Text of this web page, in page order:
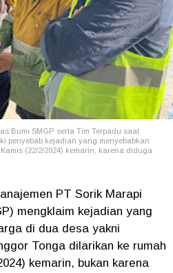
Bumi SMGP serta Tim Terpadu saat
penyebab kejadian yang menyebabkan
(22/2/2024) kemarin, karena diduga
PT Sorik Marapi
mengklaim kejadian yang
di dua desa yakni
Tonga dilarikan ke rumah
kemarin, bukan karena